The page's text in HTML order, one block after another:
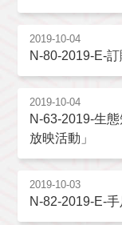
2019-10-04
N-80-2019-E-
2019-10-04
N-63-2019-生
放映活動」
2019-10-03
N-82-2019-E-手